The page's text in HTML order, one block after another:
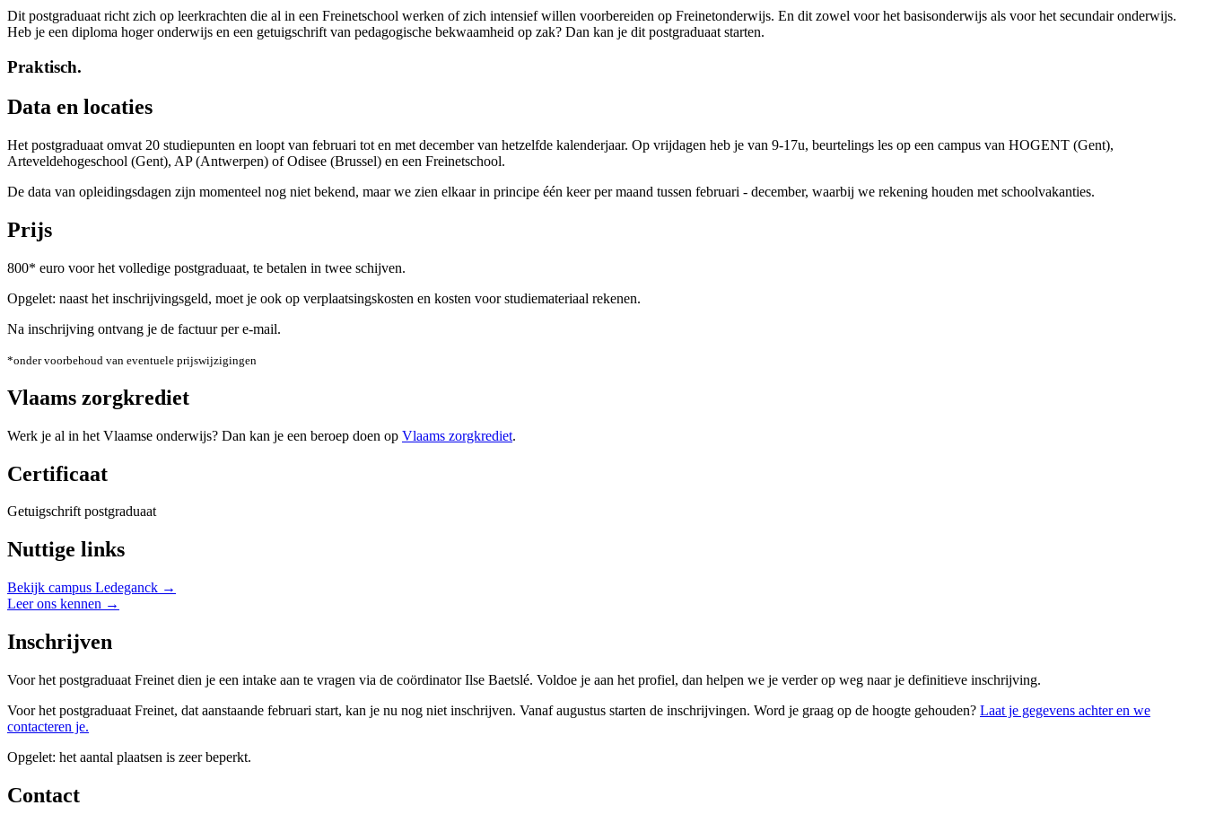
Dit postgraduaat richt zich op leerkrachten die al in een Freinetschool werken of zich intensief willen voorbereiden op Freinetonderwijs. En dit zowel voor het basisonderwijs als voor het secundair onderwijs.
Heb je een diploma hoger onderwijs en een getuigschrift van pedagogische bekwaamheid op zak? Dan kan je dit postgraduaat starten.
Praktisch.
Data en locaties
Het postgraduaat omvat 20 studiepunten en loopt van februari tot en met december van hetzelfde kalenderjaar. Op vrijdagen heb je van 9-17u, beurtelings les op een campus van HOGENT (Gent),
Arteveldehogeschool (Gent), AP (Antwerpen) of Odisee (Brussel) en een Freinetschool.
De data van opleidingsdagen zijn momenteel nog niet bekend, maar we zien elkaar in principe één keer per maand tussen februari - december, waarbij we rekening houden met schoolvakanties.
Prijs
800* euro voor het volledige postgraduaat, te betalen in twee schijven.
Opgelet: naast het inschrijvingsgeld, moet je ook op verplaatsingskosten en kosten voor studiemateriaal rekenen.
Na inschrijving ontvang je de factuur per e-mail.
*onder voorbehoud van eventuele prijswijzigingen
Vlaams zorgkrediet
Werk je al in het Vlaamse onderwijs? Dan kan je een beroep doen op Vlaams zorgkrediet.
Certificaat
Getuigschrift postgraduaat
Nuttige links
Bekijk campus Ledeganck →
Leer ons kennen →
Inschrijven
Voor het postgraduaat Freinet dien je een intake aan te vragen via de coördinator Ilse Baetslé. Voldoe je aan het profiel, dan helpen we je verder op weg naar je definitieve inschrijving.
Voor het postgraduaat Freinet, dat aanstaande februari start, kan je nu nog niet inschrijven. Vanaf augustus starten de inschrijvingen. Word je graag op de hoogte gehouden? Laat je gegevens achter en we
contacteren je.
Opgelet: het aantal plaatsen is zeer beperkt.
Contact